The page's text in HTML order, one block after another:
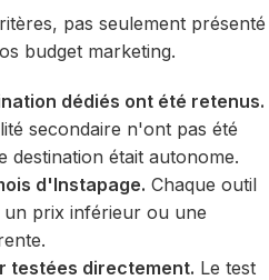
pas seulement présenté
budget marketing.
dédiés ont été retenus.
secondaire n'ont pas été
destination était autonome.
d'Instapage. Chaque outil
prix inférieur ou une
testées directement. Le test